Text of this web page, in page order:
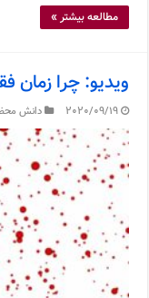
مطالعه بیشتر »
ویدیو: چرا زمان
2020/09/19 دانش